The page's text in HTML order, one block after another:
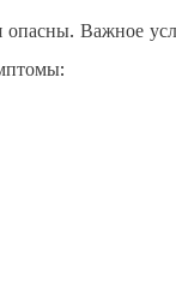
опасны. Важное